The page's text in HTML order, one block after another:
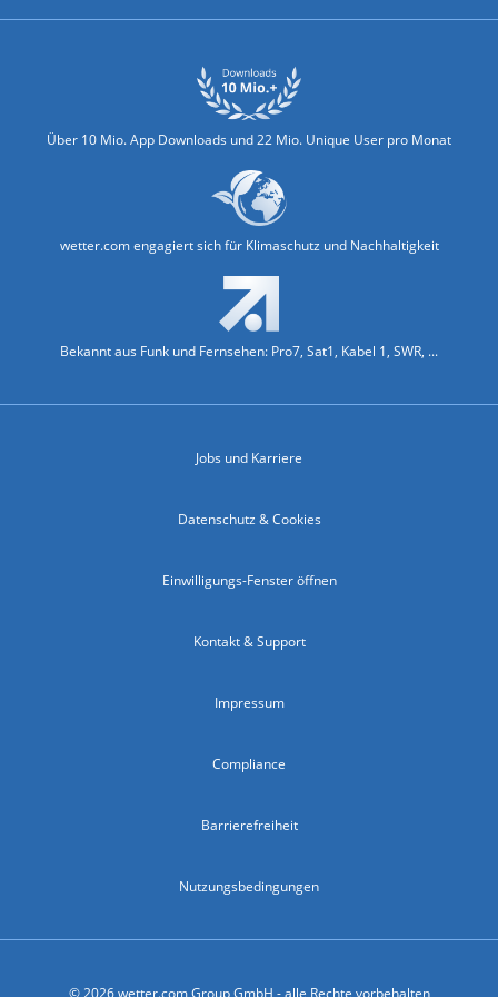
Über 10 Mio. App Downloads und 22 Mio. Unique User pro Monat
wetter.com engagiert sich für Klimaschutz und Nachhaltigkeit
Bekannt aus Funk und Fernsehen: Pro7, Sat1, Kabel 1, SWR, ...
Jobs und Karriere
Datenschutz & Cookies
Einwilligungs-Fenster öffnen
Kontakt & Support
Impressum
Compliance
Barrierefreiheit
Nutzungsbedingungen
© 2026 wetter.com Group GmbH - alle Rechte vorbehalten